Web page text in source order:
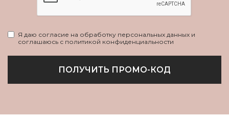
Я даю согласие на обработку персональных данных и
соглашаюсь с политикой конфиденциальности
ПОЛУЧИТЬ ПРОМО-КОД